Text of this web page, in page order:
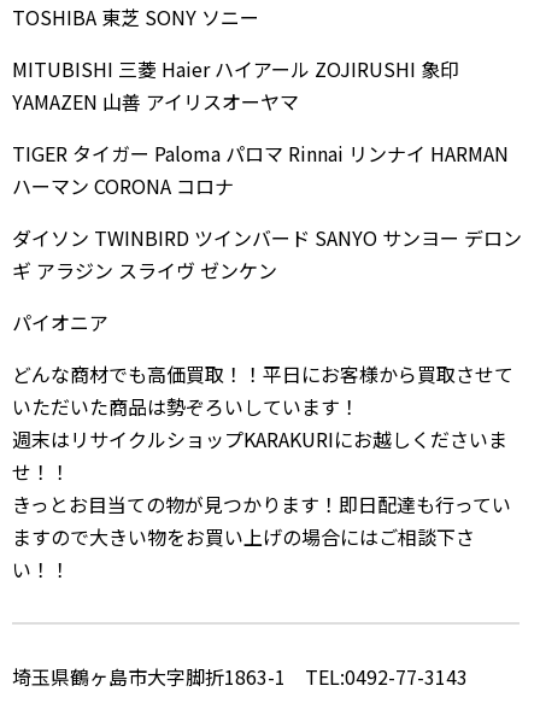
TOSHIBA 東芝 SONY ソニー
MITUBISHI 三菱 Haier ハイアール ZOJIRUSHI 象印
YAMAZEN 山善 アイリスオーヤマ
TIGER タイガー Paloma パロマ Rinnai リンナイ HARMAN
ハーマン CORONA コロナ
ダイソン TWINBIRD ツインバード SANYO サンヨー デロン
ギ アラジン スライヴ ゼンケン
パイオニア
どんな商材でも高価買取！！平日にお客様から買取させて
いただいた商品は勢ぞろいしています！
週末はリサイクルショップKARAKURIにお越しくださいま
せ！！
きっとお目当ての物が見つかります！即日配達も行ってい
ますので大きい物をお買い上げの場合にはご相談下さ
い！！
埼玉県鶴ヶ島市大字脚折1863-1 TEL:0492-77-3143